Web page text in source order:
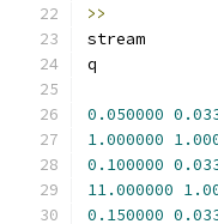
>>
stream
q
0.050000
1.000000
0.100000
11.000000
0.150000